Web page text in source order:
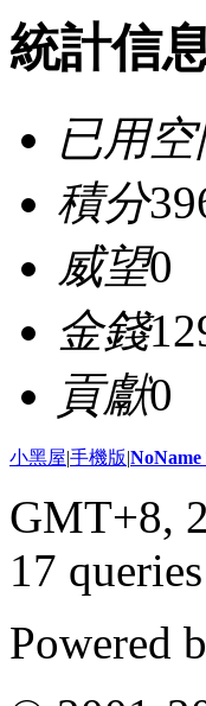
統計信
已用
積分
威望0
金錢
貢獻0
小黑屋|手機版|
GMT+8,
17
Powered